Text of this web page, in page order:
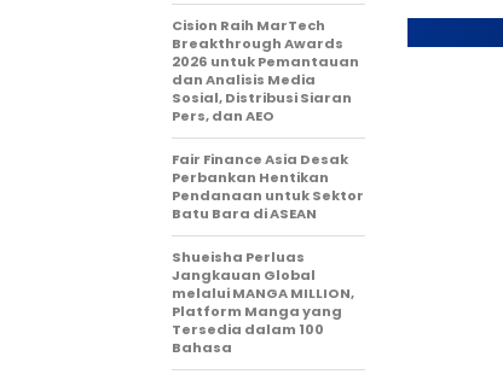
Cision Raih MarTech
Breakthrough Awards
2026 untuk Pemantauan
dan Analisis Media
Sosial, Distribusi Siaran
Pers, dan AEO
Fair Finance Asia Desak
Perbankan Hentikan
Pendanaan untuk Sektor
Batu Bara di ASEAN
Shueisha Perluas
Jangkauan Global
melalui MANGA MILLION,
Platform Manga yang
Tersedia dalam 100
Bahasa